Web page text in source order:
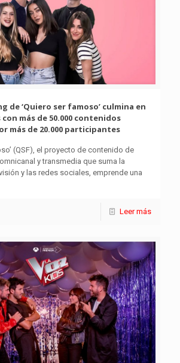
de ‘Quiero ser famoso’ culmina en
más de 50.000 contenidos
más de 20.000 participantes
(QSF), el proyecto de contenido de
y transmedia que suma la
y las redes sociales, emprende una
Leer más